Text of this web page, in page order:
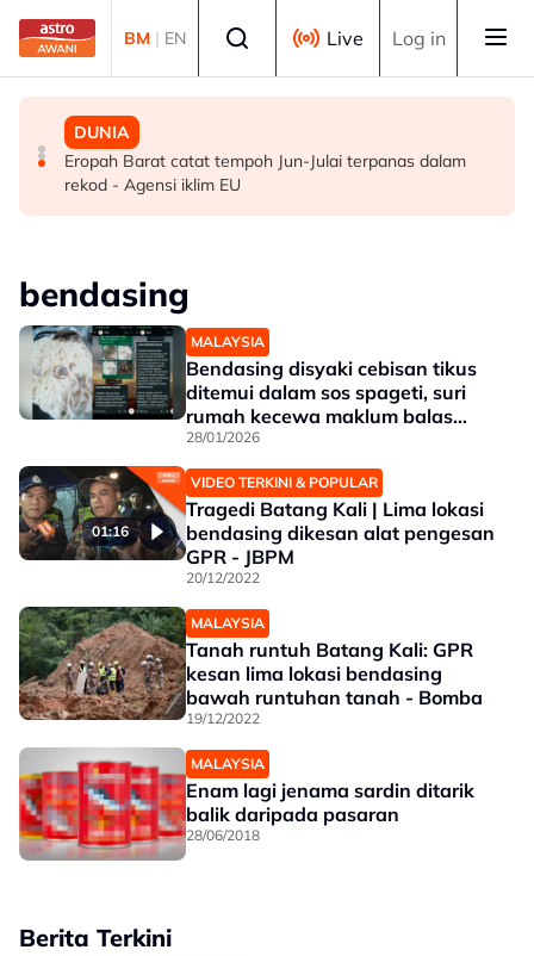
Skip to main content
BM | EN Live Log in
DUNIA
19 bangunan runtuh di Cali, Colombia akibat gempa
bumi
MALAYSIA
Berita tempatan pilihan sepanjang hari ini
DUNIA
Eropah Barat catat tempoh Jun-Julai terpanas dalam
rekod - Agensi iklim EU
bendasing
MALAYSIA
Bendasing disyaki cebisan tikus
ditemui dalam sos spageti, suri
rumah kecewa maklum balas
KKM
28/01/2026
01:16
VIDEO TERKINI & POPULAR
Tragedi Batang Kali | Lima lokasi
bendasing dikesan alat pengesan
GPR - JBPM
20/12/2022
MALAYSIA
Tanah runtuh Batang Kali: GPR
kesan lima lokasi bendasing
bawah runtuhan tanah - Bomba
19/12/2022
MALAYSIA
Enam lagi jenama sardin ditarik
balik daripada pasaran
28/06/2018
Berita Terkini